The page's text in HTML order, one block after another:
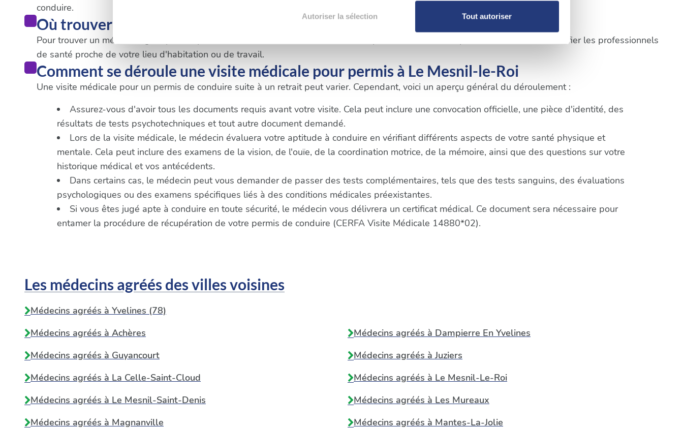
Les cookies nous permettent de personnaliser le contenu et les annonces, d'offrir des fonctionnalités relatives aux médias
sociaux et d'analyser notre trafic. Nous partageons également des informations sur l'utilisation de notre site avec nos
partenaires de médias sociaux, de publicité et d'analyse, qui peuvent combiner celles-ci avec d'autres informations que
Autoriser la sélection Tout autoriser
conduire.
Où trouver un médecin à Le Mesnil-le-Roi
Pour trouver un médecin agréé pour le permis de conduire suite à un retrait, vous pouvez suivre les étapes ci-dessus afin d'identifier les professionnels
de santé proche de votre lieu d'habitation ou de travail.
Comment se déroule une visite médicale pour permis à Le Mesnil-le-Roi
Une visite médicale pour un permis de conduire suite à un retrait peut varier. Cependant, voici un aperçu général du déroulement :
Assurez-vous d'avoir tous les documents requis avant votre visite. Cela peut inclure une convocation officielle, une pièce d'identité, des
résultats de tests psychotechniques et tout autre document demandé.
Lors de la visite médicale, le médecin évaluera votre aptitude à conduire en vérifiant différents aspects de votre santé physique et
mentale. Cela peut inclure des examens de la vision, de l'ouïe, de la coordination motrice, de la mémoire, ainsi que des questions sur votre
historique médical et vos antécédents.
Dans certains cas, le médecin peut vous demander de passer des tests complémentaires, tels que des tests sanguins, des évaluations
psychologiques ou des examens spécifiques liés à des conditions médicales préexistantes.
Si vous êtes jugé apte à conduire en toute sécurité, le médecin vous délivrera un certificat médical. Ce document sera nécessaire pour
entamer la procédure de récupération de votre permis de conduire (CERFA Visite Médicale 14880*02).
Les médecins agréés des villes voisines
Médecins agréés à Yvelines (78)
Médecins agréés à Achères Médecins agréés à Dampierre En Yvelines
Médecins agréés à Guyancourt Médecins agréés à Juziers
Médecins agréés à La Celle-Saint-Cloud Médecins agréés à Le Mesnil-Le-Roi
Médecins agréés à Le Mesnil-Saint-Denis Médecins agréés à Les Mureaux
Médecins agréés à Magnanville Médecins agréés à Mantes-La-Jolie